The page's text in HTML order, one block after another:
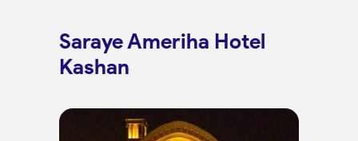
Saraye Ameriha Hotel
Kashan